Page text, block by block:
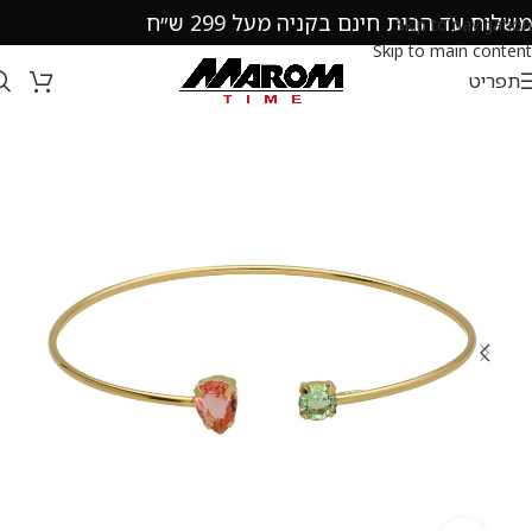
Skip to navigation
Skip to main content
משלוח עד הבית חינם בקניה מעל 299 ש״ח
תפריט